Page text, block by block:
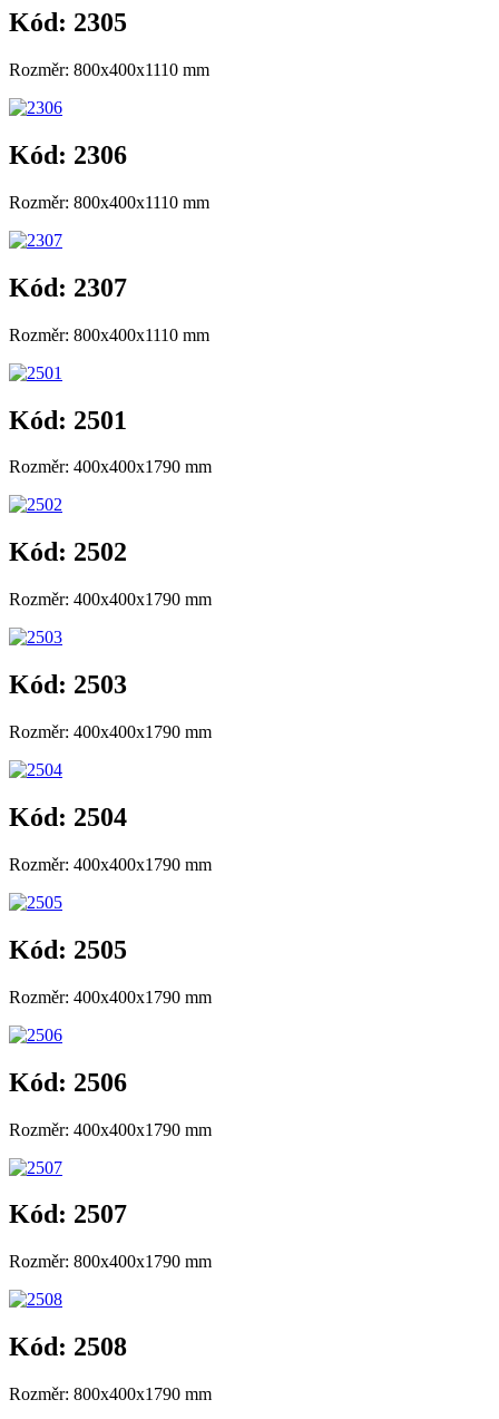
Kód: 2305
Rozměr: 800x400x1110 mm
Kód: 2306
Rozměr: 800x400x1110 mm
Kód: 2307
Rozměr: 800x400x1110 mm
Kód: 2501
Rozměr: 400x400x1790 mm
Kód: 2502
Rozměr: 400x400x1790 mm
Kód: 2503
Rozměr: 400x400x1790 mm
Kód: 2504
Rozměr: 400x400x1790 mm
Kód: 2505
Rozměr: 400x400x1790 mm
Kód: 2506
Rozměr: 400x400x1790 mm
Kód: 2507
Rozměr: 800x400x1790 mm
Kód: 2508
Rozměr: 800x400x1790 mm